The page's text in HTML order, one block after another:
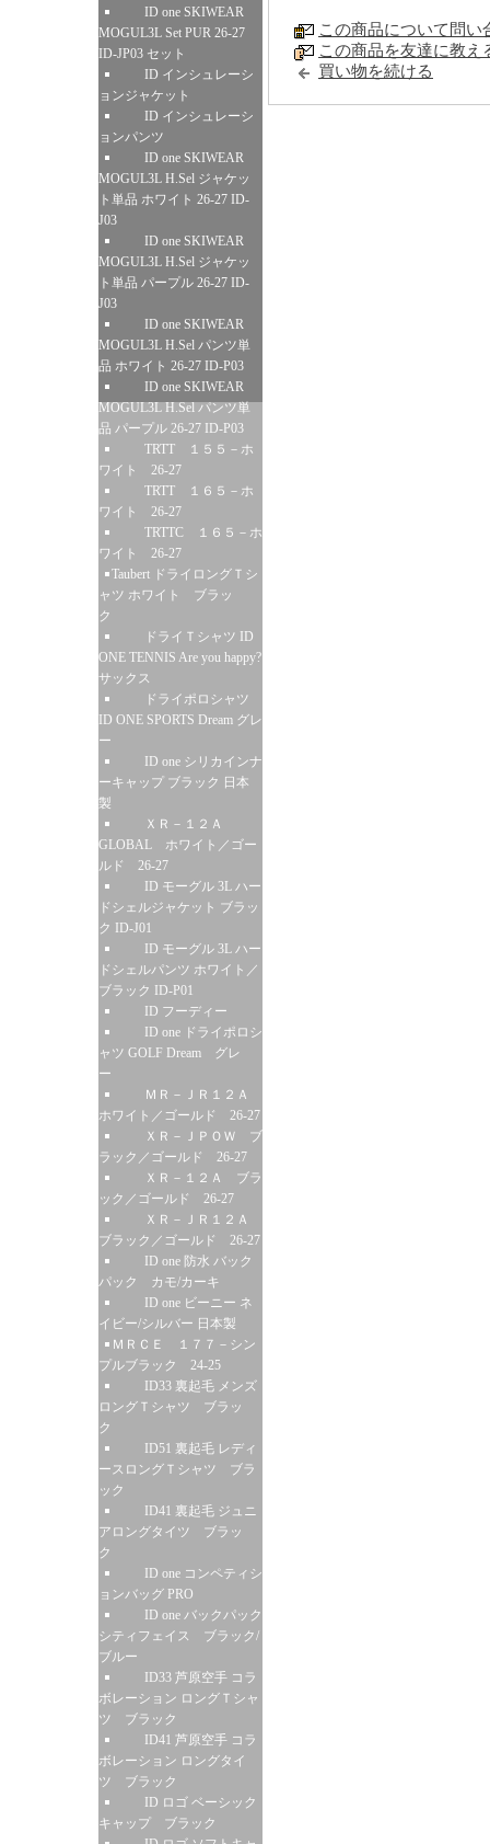
ID one SKIWEAR
MOGUL3L Set PUR 26-27
ID-JP03 セット
ID インシュレーシ
ョンジャケット
ID インシュレーシ
ョンパンツ
ID one SKIWEAR
MOGUL3L H.Sel ジャケッ
ト単品 ホワイト 26-27 ID-
J03
ID one SKIWEAR
MOGUL3L H.Sel ジャケッ
ト単品 パープル 26-27 ID-
J03
ID one SKIWEAR
MOGUL3L H.Sel パンツ単
品 ホワイト 26-27 ID-P03
ID one SKIWEAR
MOGUL3L H.Sel パンツ単
品 パープル 26-27 ID-P03
TRTT １５５－ホ
ワイト 26-27
TRTT １６５－ホ
ワイト 26-27
TRTTC １６５－ホ
ワイト 26-27
Taubert ドライロングＴシ
ャツ ホワイト ブラッ
ク
ドライＴシャツ ID
ONE TENNIS Are you happy?
サックス
ドライポロシャツ
ID ONE SPORTS Dream グレ
ー
ID one シリカインナ
ーキャップ ブラック 日本
製
ＸＲ－１２Ａ
GLOBAL ホワイト／ゴー
ルド 26-27
ID モーグル 3L ハー
ドシェルジャケット ブラッ
ク ID-J01
ID モーグル 3L ハー
ドシェルパンツ ホワイト／
ブラック ID-P01
ID フーディー
ID one ドライポロシ
ャツ GOLF Dream グレ
ー
ＭＲ－ＪＲ１２Ａ
ホワイト／ゴールド 26-27
ＸＲ－ＪＰＯＷ ブ
ラック／ゴールド 26-27
ＸＲ－１２Ａ ブラ
ック／ゴールド 26-27
ＸＲ－ＪＲ１２Ａ
ブラック／ゴールド 26-27
ID one 防水 バック
パック カモ/カーキ
ID one ビーニー ネ
イビー/シルバー 日本製
ＭＲＣＥ １７７－シン
プルブラック 24-25
ID33 裏起毛 メンズ
ロングＴシャツ ブラッ
ク
ID51 裏起毛 レディ
ースロングＴシャツ ブラ
ック
ID41 裏起毛 ジュニ
アロングタイツ ブラッ
ク
ID one コンペティシ
ョンバッグ PRO
ID one バックパック
シティフェイス ブラック/
ブルー
ID33 芦原空手 コラ
ボレーション ロングＴシャ
ツ ブラック
ID41 芦原空手 コラ
ボレーション ロングタイ
ツ ブラック
ID ロゴ ベーシック
キャップ ブラック
この商品について問い
この商品を友達に教え
買い物を続ける